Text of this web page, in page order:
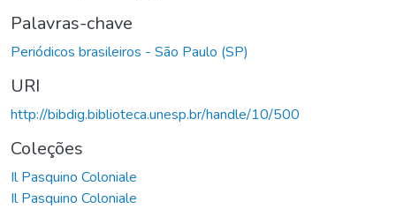
Palavras-chave
Periódicos brasileiros - São Paulo (SP)
URI
http://bibdig.biblioteca.unesp.br/handle/10/500
Coleções
Il Pasquino Coloniale
Il Pasquino Coloniale